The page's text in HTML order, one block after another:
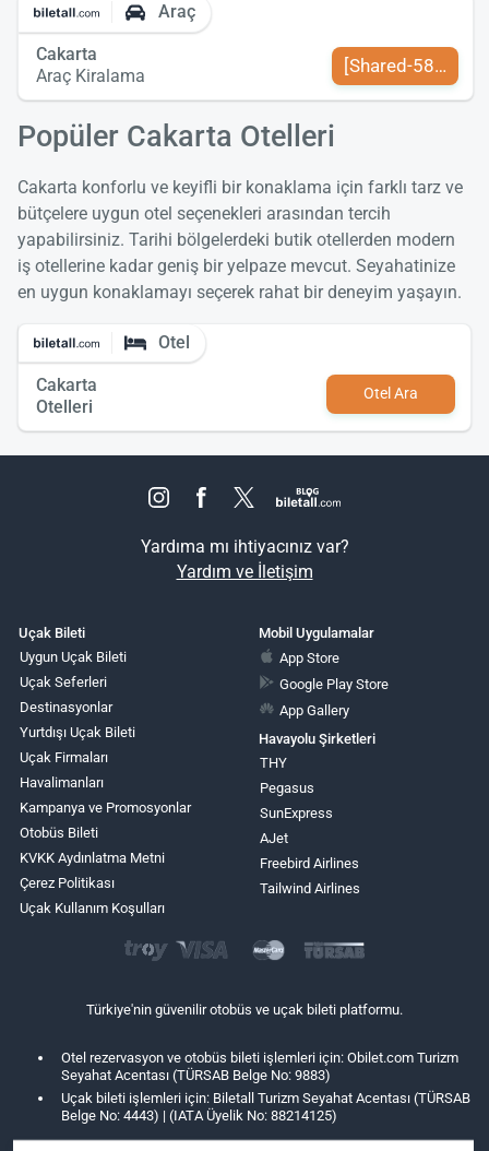
Araç
Cakarta
Araç Kiralama
[Shared-589-tr-
Popüler Cakarta Otelleri
Cakarta konforlu ve keyifli bir konaklama için farklı tarz ve
bütçelere uygun otel seçenekleri arasından tercih
yapabilirsiniz. Tarihi bölgelerdeki butik otellerden modern
iş otellerine kadar geniş bir yelpaze mevcut. Seyahatinize
en uygun konaklamayı seçerek rahat bir deneyim yaşayın.
Otel
Cakarta
Otelleri
Otel Ara
Yardıma mı ihtiyacınız var?
Yardım ve İletişim
Uçak Bileti
Uygun Uçak Bileti
Uçak Seferleri
Destinasyonlar
Yurtdışı Uçak Bileti
Uçak Firmaları
Havalimanları
Kampanya ve Promosyonlar
Otobüs Bileti
KVKK Aydınlatma Metni
Çerez Politikası
Uçak Kullanım Koşulları
Mobil Uygulamalar
App Store
Google Play Store
App Gallery
Havayolu Şirketleri
THY
Pegasus
SunExpress
AJet
Freebird Airlines
Tailwind Airlines
Türkiye'nin güvenilir otobüs ve uçak bileti platformu.
Otel rezervasyon ve otobüs bileti işlemleri için: Obilet.com Turizm
Seyahat Acentası (TÜRSAB Belge No: 9883)
Uçak bileti işlemleri için: Biletall Turizm Seyahat Acentası (TÜRSAB
Belge No: 4443) | (IATA Üyelik No: 88214125)